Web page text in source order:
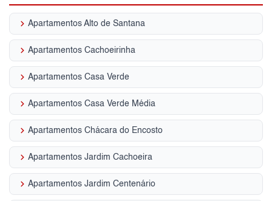
keyboard_arrow_right Apartamentos Alto de Santana
keyboard_arrow_right Apartamentos Cachoeirinha
keyboard_arrow_right Apartamentos Casa Verde
keyboard_arrow_right Apartamentos Casa Verde Média
keyboard_arrow_right Apartamentos Chácara do Encosto
keyboard_arrow_right Apartamentos Jardim Cachoeira
keyboard_arrow_right Apartamentos Jardim Centenário